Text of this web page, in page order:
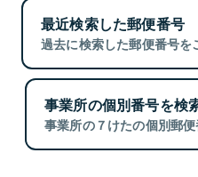
最近検索した郵便番号
過去に検索した郵便番号を
事業所の個別番号を検
事業所の７けたの個別郵便